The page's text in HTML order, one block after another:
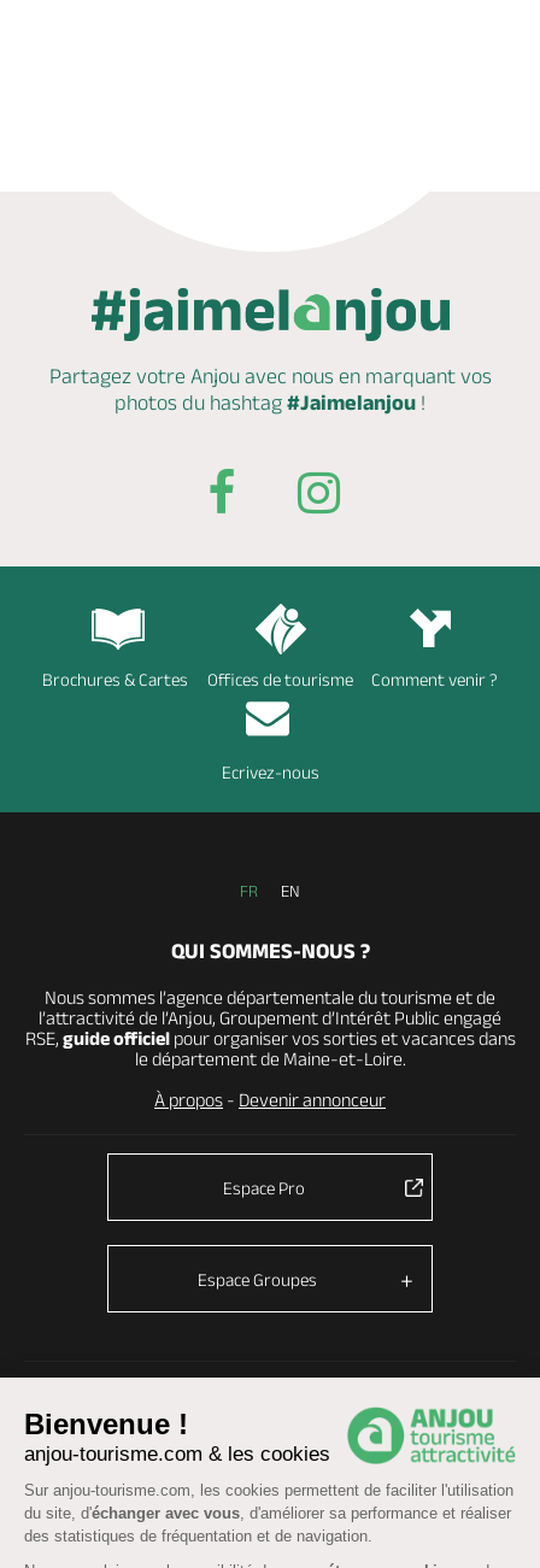
Bienvenue !
anjou-tourisme.com & les cookies
Sur anjou-tourisme.com, les cookies permettent de faciliter l'utilisation
du site, d'échanger avec vous, d'améliorer sa performance et réaliser
des statistiques de fréquentation et de navigation.
Partagez votre Anjou avec nous en marquantvos
photos du hashtag #Jaimelanjou !
Brochures & Cartes Offices de tourisme Comment venir ?
Ecrivez-nous
FR EN
QUI SOMMES-NOUS ?
Nous sommes l’agence départementale du tourisme et de
l’attractivité de l’Anjou, Groupement d’Intérêt Public engagé
RSE, guide officielpour organiser vos sorties et vacances dans
le département de Maine-et-Loire.
À propos - Devenir annonceur
Espace Pro
Espace Groupes
Mentions légales Données personnelles -Cookies
CGU Réservation -Accessibilité : partiellement conforme